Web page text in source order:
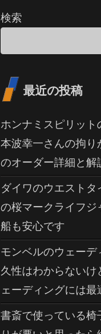
検索
最近の投稿
ホンナミスピリット
本波幸一さんの拘り
のオーダー詳細と解
ダイワのウエスト
の桜マークライフジ
船も安心です
モンベルのウェー
久性はわからないけ
ェーディングには最
書斎で使っている椅